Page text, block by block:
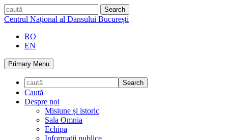
Skip
to
caută
Centrul Național al Dansului București
RO
EN
Primary Menu
Caută
Despre noi
Misiune și istoric
Sala Omnia
Echipa
Informații publice